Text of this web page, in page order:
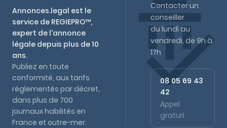
Annonces.legal est le
service de REGIEPRO™,
expert de l'annonce
légale depuis plus de 10
ans.
Publiez en toute
conformité, aux tarifs
réglementés par décret,
dans plus de 700
journaux habilités en
France et outre-mer.
Contacter un
conseiller
du lundi au
vendredi, de 9h à
17h
08 05 69 43
42
Appel
gratuit